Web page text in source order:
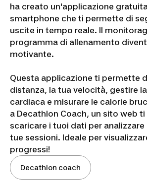
ha creato un'applicazione
smartphone che ti permette di
uscite in tempo reale. Il
programma di allenamento
motivante.
Questa applicazione ti permette
distanza, la tua velocità, gestire
cardiaca e misurare le calorie
a Decathlon Coach, un sito web
scaricare i tuoi dati per
tue sessioni. Ideale per
progressi!
Decathlon coach